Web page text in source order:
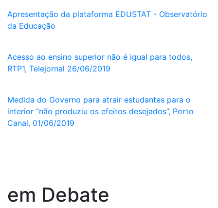
Apresentação da plataforma EDUSTAT - Observatório
da Educação
Acesso ao ensino superior não é igual para todos,
RTP1, Telejornal 26/06/2019
Medida do Governo para atrair estudantes para o
interior “não produziu os efeitos desejados”, Porto
Canal, 01/06/2019
em Debate